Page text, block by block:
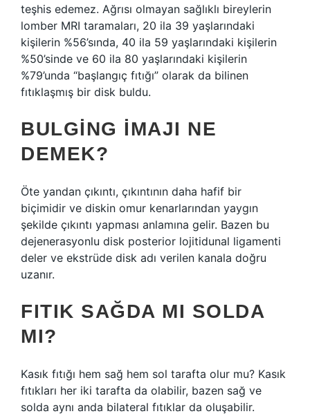
teşhis edemez. Ağrısı olmayan sağlıklı bireylerin
lomber MRI taramaları, 20 ila 39 yaşlarındaki
kişilerin %56’sında, 40 ila 59 yaşlarındaki kişilerin
%50’sinde ve 60 ila 80 yaşlarındaki kişilerin
%79’unda “başlangıç ​​fıtığı” olarak da bilinen
fıtıklaşmış bir disk buldu.
BULGING IMAJI NE
DEMEK?
Öte yandan çıkıntı, çıkıntının daha hafif bir
biçimidir ve diskin omur kenarlarından yaygın
şekilde çıkıntı yapması anlamına gelir. Bazen bu
dejenerasyonlu disk posterior lojitidunal ligamenti
deler ve ekstrüde disk adı verilen kanala doğru
uzanır.
FITIK SAĞDA MI SOLDA
MI?
Kasık fıtığı hem sağ hem sol tarafta olur mu? Kasık
fıtıkları her iki tarafta da olabilir, bazen sağ ve
solda aynı anda bilateral fıtıklar da oluşabilir.